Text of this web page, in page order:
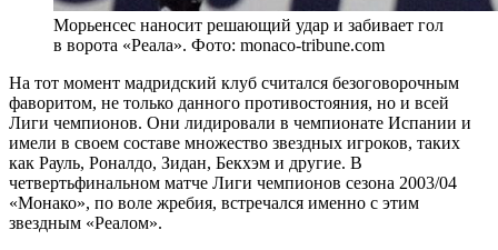
Морьенсес наносит решающий удар и забивает гол
в ворота «Реала». Фото: monaco-tribune.com
На тот момент мадридский клуб считался безоговорочным
фаворитом, не только данного противостояния, но и всей
Лиги чемпионов. Они лидировали в чемпионате Испании и
имели в своем составе множество звездных игроков, таких
как Рауль, Роналдо, Зидан, Бекхэм и другие. В
четвертьфинальном матче Лиги чемпионов сезона 2003/04
«Монако», по воле жребия, встречался именно с этим
звездным «Реалом».